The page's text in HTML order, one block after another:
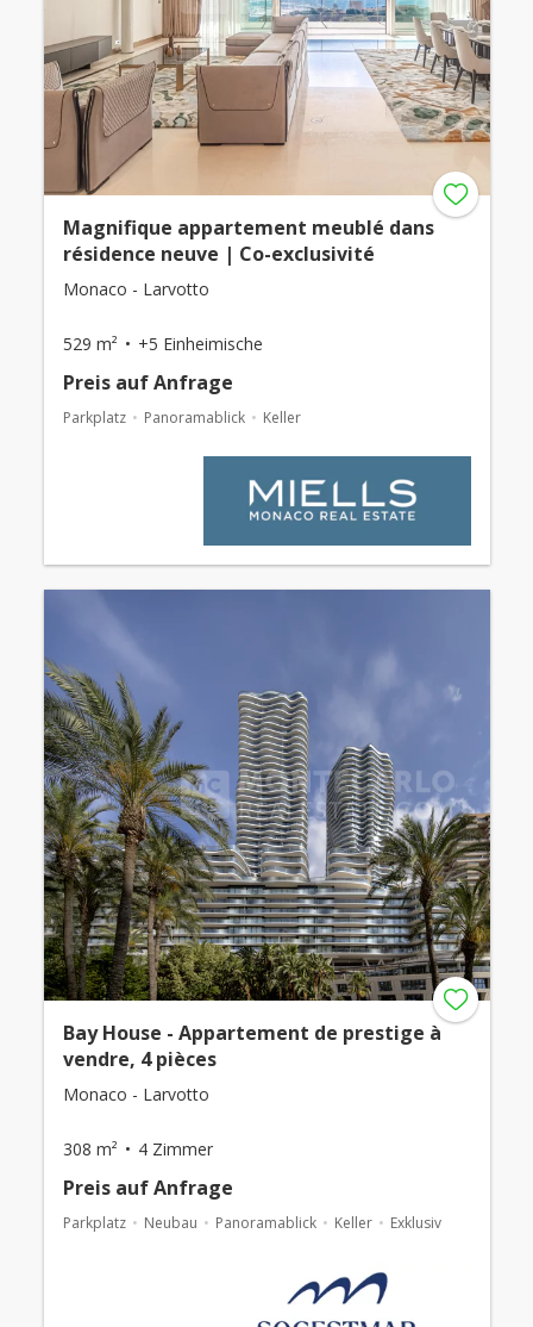
Magnifique appartement meublé dans
résidence neuve | Co-exclusivité
Monaco - Larvotto
529 m² +5 Einheimische
Preis auf Anfrage
Parkplatz Panoramablick Keller
Bay House - Appartement de prestige à
vendre, 4 pièces
Monaco - Larvotto
308 m² 4 Zimmer
Preis auf Anfrage
Parkplatz Neubau Panoramablick Keller Exklusiv